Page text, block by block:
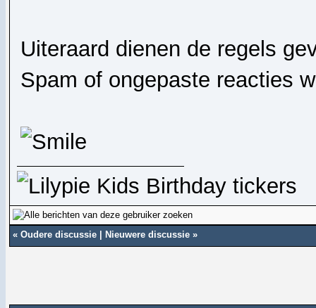
Uiteraard dienen de regels
Spam of ongepaste reacties
« Oudere discussie Nieuwere discussie »